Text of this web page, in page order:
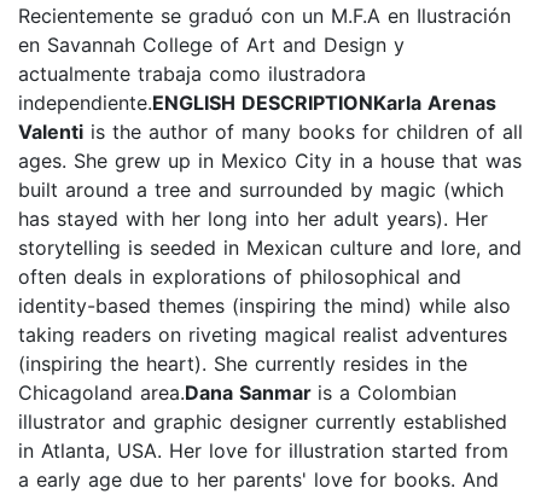
Recientemente se graduó con un M.F.A en Ilustración
en Savannah College of Art and Design y
actualmente trabaja como ilustradora
independiente.ENGLISH DESCRIPTIONKarla Arenas
Valenti is the author of many books for children of all
ages. She grew up in Mexico City in a house that was
built around a tree and surrounded by magic (which
has stayed with her long into her adult years). Her
storytelling is seeded in Mexican culture and lore, and
often deals in explorations of philosophical and
identity-based themes (inspiring the mind) while also
taking readers on riveting magical realist adventures
(inspiring the heart). She currently resides in the
Chicagoland area.Dana Sanmar is a Colombian
illustrator and graphic designer currently established
in Atlanta, USA. Her love for illustration started from
a early age due to her parents' love for books. And